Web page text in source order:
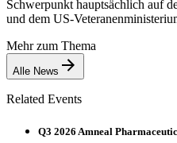
Schwerpunkt hauptsächlich auf
und dem US-
Mehr zum Thema
Alle News
Related Events
Q3 2026 Amneal